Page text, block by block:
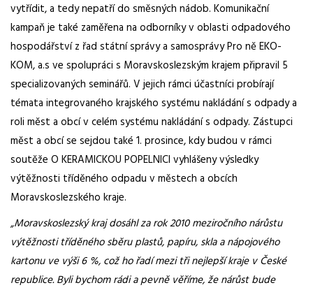
vytřídit, a tedy nepatří do směsných nádob. Komunikační
kampaň je také zaměřena na odborníky v oblasti odpadového
hospodářství z řad státní správy a samosprávy Pro ně EKO-
KOM, a.s ve spolupráci s Moravskoslezským krajem připravil 5
specializovaných seminářů. V jejich rámci účastníci probírají
témata integrovaného krajského systému nakládání s odpady a
roli měst a obcí v celém systému nakládání s odpady. Zástupci
měst a obcí se sejdou také 1. prosince, kdy budou v rámci
soutěže O KERAMICKOU POPELNICI vyhlášeny výsledky
výtěžnosti tříděného odpadu v městech a obcích
Moravskoslezského kraje.
„Moravskoslezský kraj dosáhl za rok 2010 meziročního nárůstu
výtěžnosti tříděného sběru plastů, papíru, skla a nápojového
kartonu ve výši 6 %, což ho řadí mezi tři nejlepší kraje v České
republice. Byli bychom rádi a pevně věříme, že nárůst bude